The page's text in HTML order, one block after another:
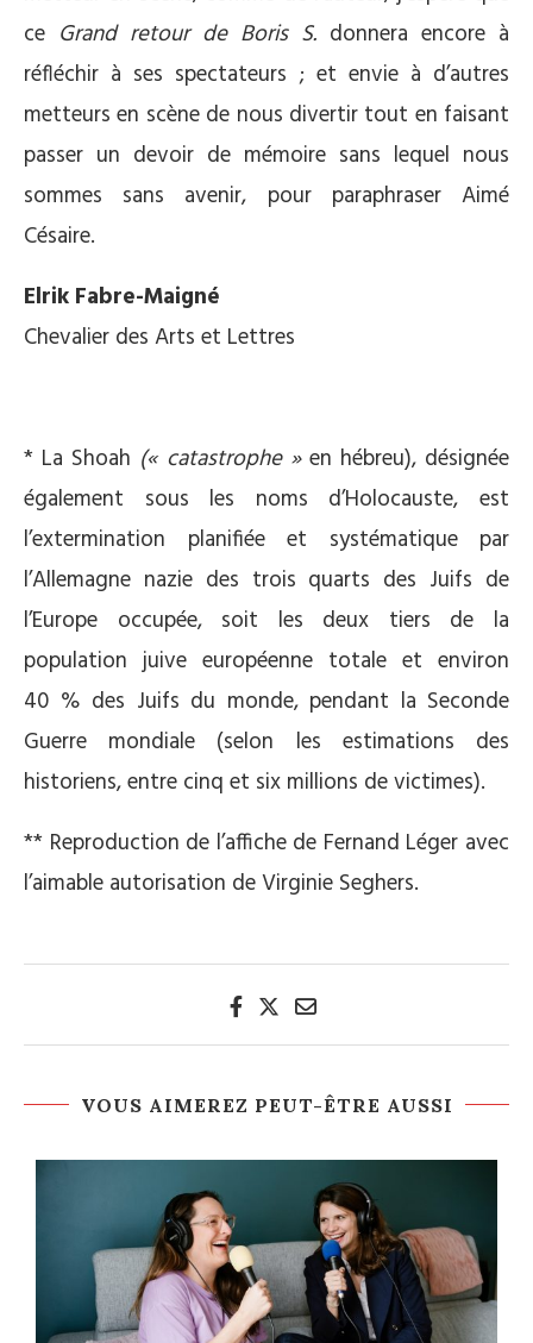
ce Grand retour de Boris S. donnera encore à
réfléchir à ses spectateurs ; et envie à d’autres
metteurs en scène de nous divertir tout en faisant
passer un devoir de mémoire sans lequel nous
sommes sans avenir, pour paraphraser Aimé
Césaire.
Elrik Fabre-Maigné
Chevalier des Arts et Lettres
* La Shoah (« catastrophe »en hébreu), désignée
également sous les noms d’Holocauste, est
l’extermination planifiée et systématique par
l’Allemagne nazie des trois quarts des Juifs de
l’Europe occupée, soit les deux tiers de la
population juive européenne totale et environ
40 % des Juifs du monde, pendant la Seconde
Guerre mondiale (selon les estimations des
historiens, entre cinq et six millions de victimes).
** Reproduction de l’affiche de Fernand Léger avec
l’aimable autorisation de Virginie Seghers.
VOUS AIMEREZ PEUT-ÊTRE AUSSI